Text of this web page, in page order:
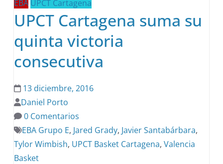
EBA UPCT Cartagena
UPCT Cartagena suma su
quinta victoria
consecutiva
13 diciembre, 2016
Daniel Porto
0 Comentarios
EBA Grupo E, Jared Grady, Javier Santabárbara,
Tylor Wimbish, UPCT Basket Cartagena,Valencia
Basket